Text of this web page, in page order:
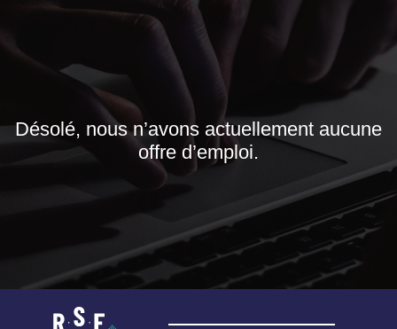
Désolé, nous n’avons actuellement aucune
offre d’emploi.